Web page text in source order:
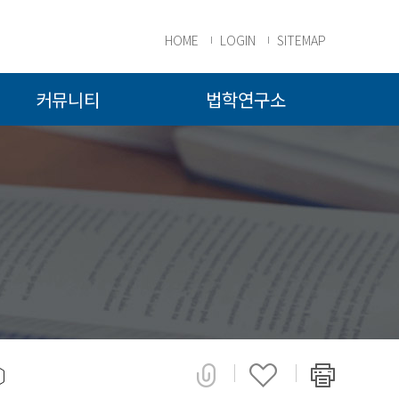
HOME LOGIN SITEMAP
커뮤니티 법학연구소